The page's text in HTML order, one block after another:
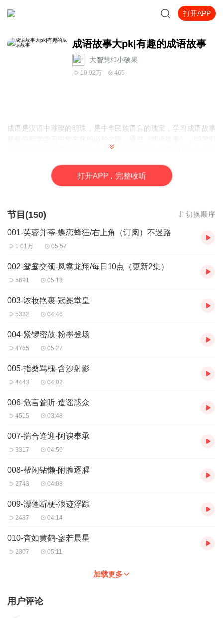
打开APP
成语故事大pk|有趣的成语故事
大智慧和小硕果
10.92万 465
成语是汉语中璀璨的明珠，是中华民族语言的瑰宝，学习成语故事
可以更好的理解成语正确的 含义，更能感受到中华传统文化的无尽
打开APP，完整收听
节目(150) 切换顺序
001-芙蓉并蒂-蝶恋蜂狂/右上角（订阅）不迷路
1.01万 05:57
002-鸳鸯交颈-凤翥龙翔/每日10点（更新2集）
5691 05:18
003-浓妆艳裹-冠冕堂皇
5332 04:46
004-紧锣密鼓-粉墨登场
4765 05:27
005-指桑骂槐-含沙射影
4443 04:02
006-危言耸听-造谣惑众
4515 03:48
007-揣合逢迎-阿谀奉承
3317 04:59
008-帮闲钻懒-附膻逐腥
2743 04:08
009-漂蓬断梗-浪迹浮踪
2487 04:14
010-杳如黄鹤-寥若晨星
2307 05:11
加载更多
用户评论